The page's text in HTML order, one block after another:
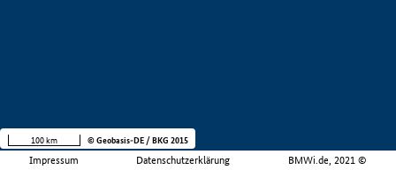
Impressum Datenschutzerklärung BMWi.de, 2021 ©
100 km © Geobasis-DE / BKG 2015